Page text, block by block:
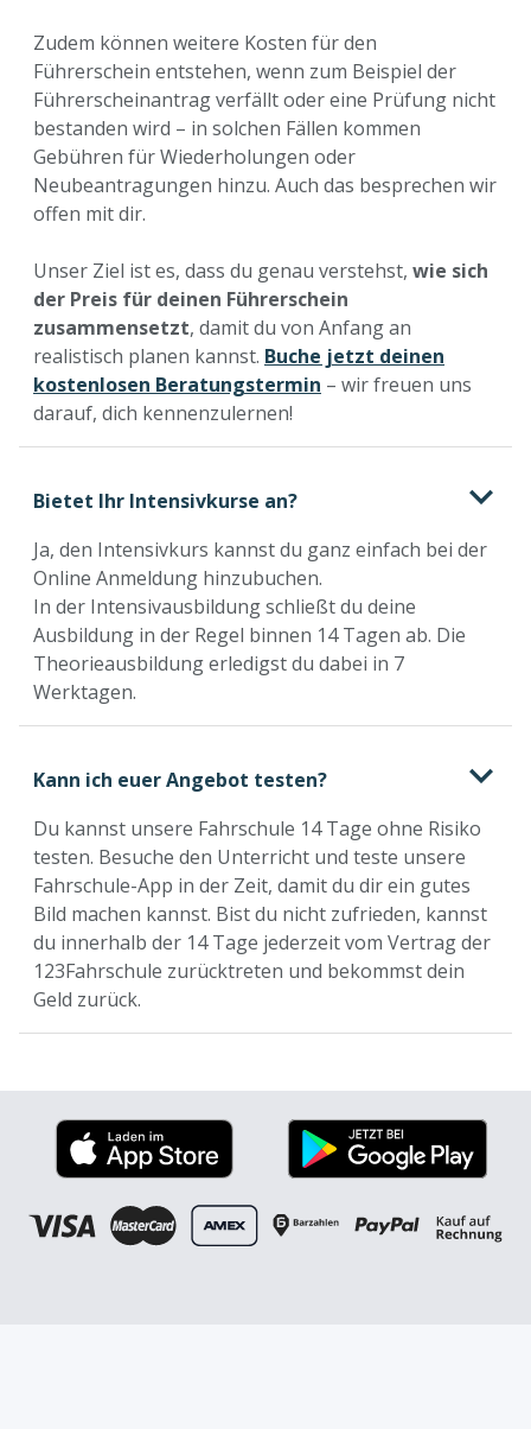
Zudem können weitere Kosten für den
Führerschein entstehen, wenn zum Beispiel der
Führerscheinantrag verfällt oder eine Prüfung nicht
bestanden wird – in solchen Fällen kommen
Gebühren für Wiederholungen oder
Neubeantragungen hinzu. Auch das besprechen wir
offen mit dir.
Unser Ziel ist es, dass du genau verstehst, wie sich
der Preis für deinen Führerschein
zusammensetzt, damit du von Anfang an
realistisch planen kannst. Buche jetzt deinen
kostenlosen Beratungstermin – wir freuen uns
darauf, dich kennenzulernen!
Bietet Ihr Intensivkurse an?
Ja, den Intensivkurs kannst du ganz einfach bei der
Online Anmeldung hinzubuchen.
In der Intensivausbildung schließt du deine
Ausbildung in der Regel binnen 14 Tagen ab. Die
Theorieausbildung erledigst du dabei in 7
Werktagen.
Kann ich euer Angebot testen?
Du kannst unsere Fahrschule 14 Tage ohne Risiko
testen. Besuche den Unterricht und teste unsere
Fahrschule-App in der Zeit, damit du dir ein gutes
Bild machen kannst. Bist du nicht zufrieden, kannst
du innerhalb der 14 Tage jederzeit vom Vertrag der
123Fahrschule zurücktreten und bekommst dein
Geld zurück.